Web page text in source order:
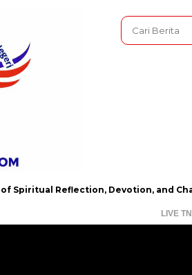
Reflection, Devotion, and Charity
LIVE TN